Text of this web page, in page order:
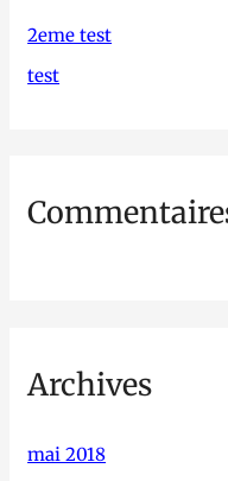
c
h
:
2eme test
test
Archives
mai 2018